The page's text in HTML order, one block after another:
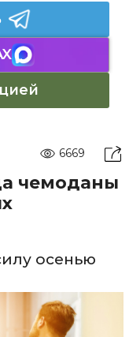
6669
чемоданы
осенью